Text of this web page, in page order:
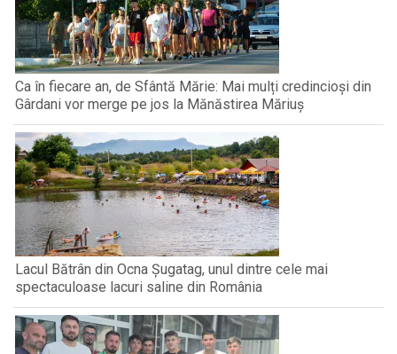
Ca în fiecare an, de Sfântă Mărie: Mai mulți credincioși din
Gârdani vor merge pe jos la Mănăstirea Măriuș
Lacul Bătrân din Ocna Șugatag, unul dintre cele mai
spectaculoase lacuri saline din România